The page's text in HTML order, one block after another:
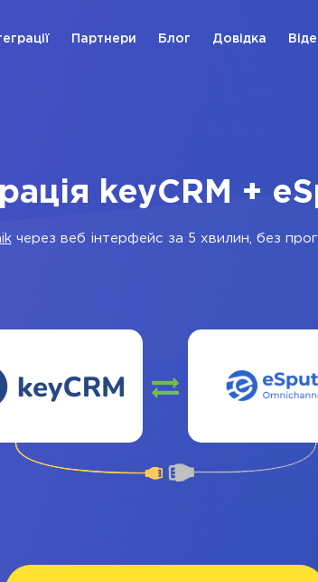
Партнери Блог Довідка
keyCRM +
через веб інтерфейс за 5 хвилин, без